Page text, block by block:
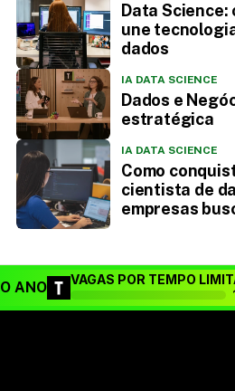
Data Science:
une
dados
IA DATA SCIENCE
Dados e
estratégica
IA DATA SCIENCE
Como
cientista de
empresas
ANO VAGAS POR TEMPO